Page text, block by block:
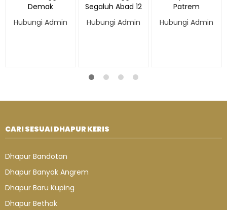
Demak
Hubungi Admin
Segaluh Abad 12
Hubungi Admin
Patrem
Hubungi Admin
CARI SESUAI DHAPUR KERIS
Dhapur Bandotan
Dhapur Banyak Angrem
Dhapur Baru Kuping
Dhapur Bethok